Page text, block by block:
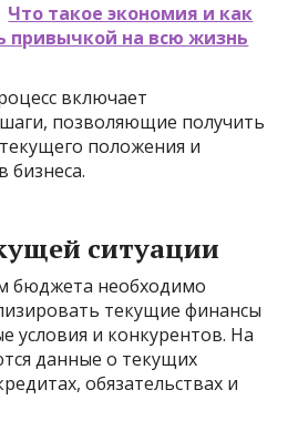
Что такое экономия и как
привычкой на всю жизнь
включает
позволяющие получить
положения и
бизнеса.
ситуации
бюджета необходимо
текущие финансы
условия и конкурентов. На
данные о текущих
обязательствах и